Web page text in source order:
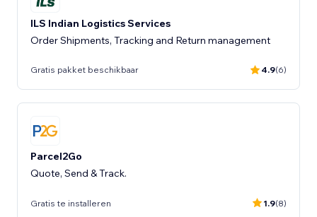
ILS Indian Logistics Services
Order Shipments, Tracking and Return management
Gratis pakket beschikbaar 4.9(6)
Parcel2Go
Quote, Send & Track.
Gratis te installeren 1.9(8)